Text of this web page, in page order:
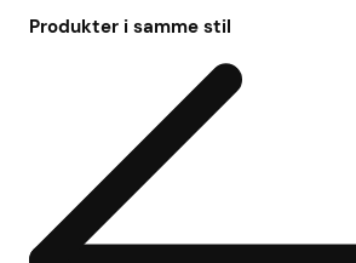
Produkter i samme stil